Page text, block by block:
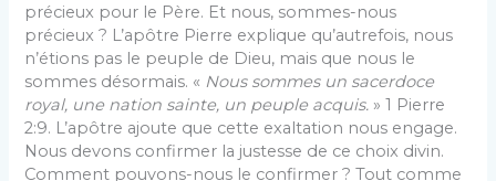
précieux pour le Père. Et nous, sommes-nous
précieux ? L’apôtre Pierre explique qu’autrefois, nous
n’étions pas le peuple de Dieu, mais que nous le
sommes désormais. « Nous sommes un sacerdoce
royal, une nation sainte, un peuple acquis. » 1 Pierre
2:9. L’apôtre ajoute que cette exaltation nous engage.
Nous devons confirmer la justesse de ce choix divin.
Comment pouvons-nous le confirmer ? Tout comme